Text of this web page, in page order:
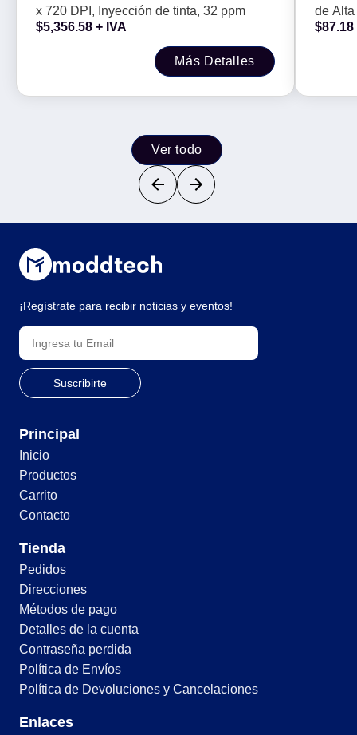
x 720 DPI, Inyección de tinta, 32 ppm
$5,356.58 + IVA
Más Detalles
de
$87.18
Ver todo
¡Regístrate para recibir noticias y eventos!
Principal
Inicio
Productos
Carrito
Contacto
Tienda
Pedidos
Direcciones
Métodos de pago
Detalles de la cuenta
Contraseña perdida
Política de Envíos
Política de Devoluciones y Cancelaciones
Enlaces